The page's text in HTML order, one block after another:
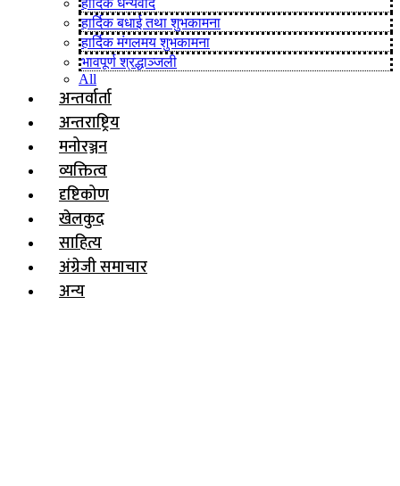
हार्दिक धन्यवाद
हार्दिक बधाई तथा शुभकामना
हार्दिक मंगलमय शुभकामना
भावपूर्ण श्रद्धाञ्जली
All
अन्तर्वार्ता
अन्तराष्ट्रिय
मनोरञ्जन
व्यक्तित्व
दृष्टिकोण
खेलकुद
साहित्य
अंग्रेजी समाचार
अन्य